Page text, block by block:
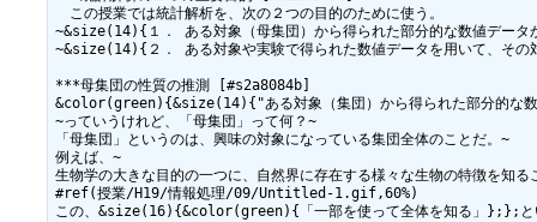
この授業では統計解析を、次の２つの目的のために使う。
~&size(14){１． ある対象（母集団）から得られた部分的な数値データ
~&size(14){２． ある対象や実験で得られた数値データを用いて、その
***母集団の性質の推測 [#s2a8084b]
&color(green){&size(14){"ある対象（集団）から得られた部分的な
~っていうけれど、「母集団」って何？~
「母集団」というのは、興味の対象になっている集団全体のことだ。~
例えば、~
生物学の大きな目的の一つに、自然界に存在する様々な生物の特徴を
#ref(授業/H19/情報処理/09/Untitled-1.gif,60%)
この、&size(16){&color(green){「一部を使って全体を知る」};};とい